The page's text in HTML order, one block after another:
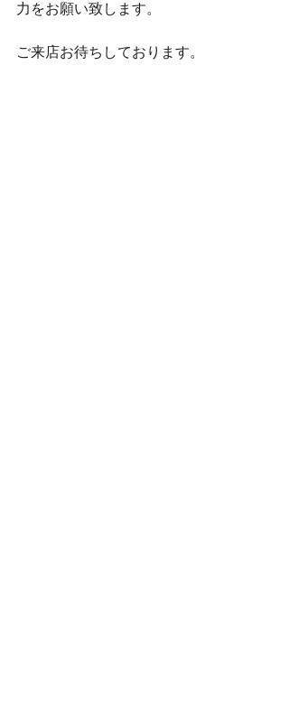
力をお願い致します。
ご来店お待ちしております。